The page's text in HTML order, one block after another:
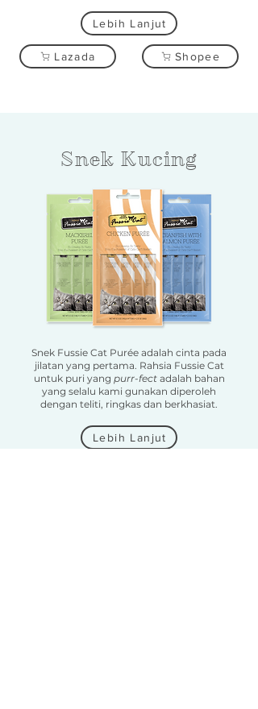
Lebih Lanjut
Lazada Shopee
Snek Kucing
Snek Fussie Cat Purée adalah cinta pada
jilatan yang pertama. Rahsia Fussie Cat
untuk puri yang purr-fectadalah bahan
yang selalu kami gunakan diperoleh
dengan teliti, ringkas dan berkhasiat.
Lebih Lanjut